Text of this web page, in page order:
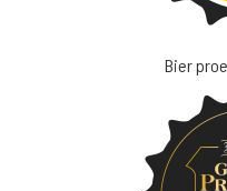
Bier